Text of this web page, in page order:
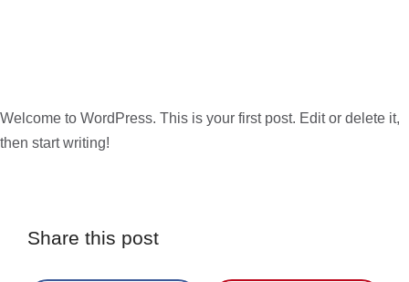
Welcome to WordPress. This is your first post. Edit or delete it,
then start writing!
Share this post